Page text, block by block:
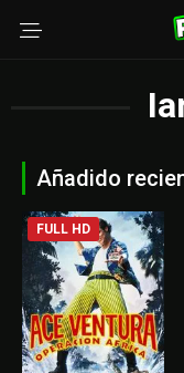
Añadido
FULL HD